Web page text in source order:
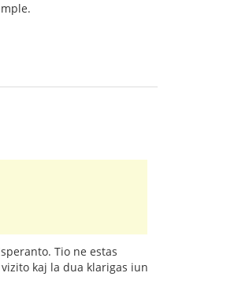
Tio ne estas
kaj la dua klarigas iun